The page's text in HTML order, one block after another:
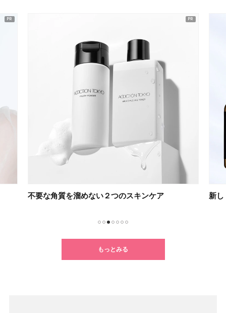
不要な角質を溜めない２つのスキンケア 新
もっとみる